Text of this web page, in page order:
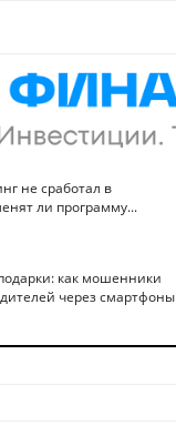
не сработал в
ли программу...
как мошенники
через смартфоны